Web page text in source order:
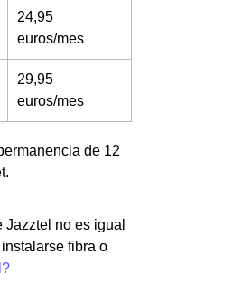
24,95
euros/mes
29,95
euros/mes
de 12
no es igual
fibra o